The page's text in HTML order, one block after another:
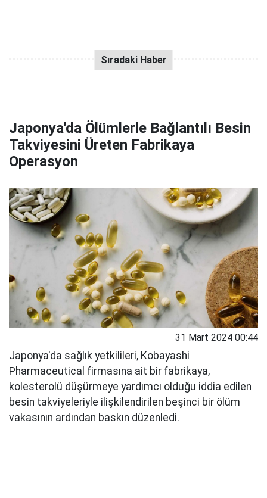
Japonya'da Ölümlerle Bağlantılı Besin
Takviyesini Üreten Fabrikaya
Operasyon
31 Mart 2024 00:44
Japonya'da sağlık yetkilileri, Kobayashi
Pharmaceutical firmasına ait bir fabrikaya,
kolesterolü düşürmeye yardımcı olduğu iddia edilen
besin takviyeleriyle ilişkilendirilen beşinci bir ölüm
vakasının ardından baskın düzenledi.